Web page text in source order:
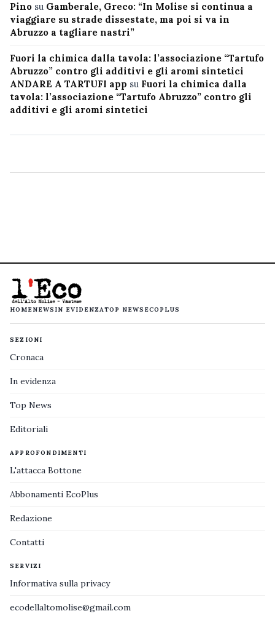
Pino su Gamberale, Greco: “In Molise si continua a
viaggiare su strade dissestate, ma poi si va in
Abruzzo a tagliare nastri”
Fuori la chimica dalla tavola: l’associazione “Tartufo
Abruzzo” contro gli additivi e gli aromi sintetici
ANDARE A TARTUFI app su Fuori la chimica dalla
tavola: l’associazione “Tartufo Abruzzo” contro gli
additivi e gli aromi sintetici
HOMENEWS IN EVIDENZATOP NEWS ECOPLUS
SEZIONI
Cronaca
In evidenza
Top News
Editoriali
APPROFONDIMENTI
L'attacca Bottone
Abbonamenti EcoPlus
Redazione
Contatti
SERVIZI
Informativa sulla privacy
ecodellaltomolise@gmail.com